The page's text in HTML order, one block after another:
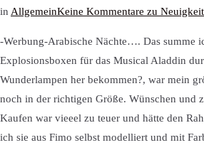
in AllgemeinKeine Kommentare zu
-Werbung-Arabische Nächte…. Das summe
Explosionsboxen für das Musical Aladdin
Wunderlampen her bekommen?, war mein
noch in der richtigen Größe. Wünschen und
Kaufen war vieeel zu teuer und hätte den
ich sie aus Fimo selbst modelliert und mit